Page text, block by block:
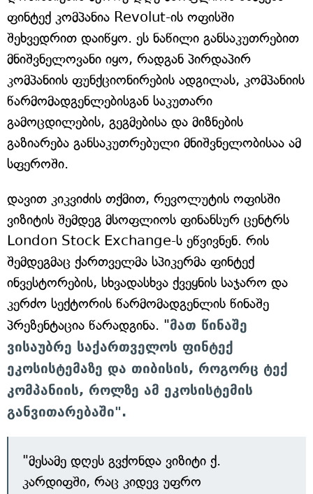
ფინტექ კომპანია Revolut-ის ოფისში
შეხვედრით დაიწყო. ეს ნაწილი განსაკუთრებით
მნიშვნელოვანი იყო, რადგან პირდაპირ
კომპანიის ფუნქციონირების ადგილას, კომპანიის
წარმომადგენლებისგან საკუთარი
გამოცდილების, გეგმებისა და მიზნების
გაზიარება განსაკუთრებული მნიშვნელობისაა ამ
სფეროში.
დავით კიკვიძის თქმით, რევოლუტის ოფისში
ვიზიტის შემდეგ მსოფლიოს ფინანსურ ცენტრს
London Stock Exchange-ს ეწვივნენ. რის
შემდეგმაც ქართველმა სპიკერმა ფინტექ
ინვესტორების, სხვადასხვა ქვეყნის საჯარო და
კერძო სექტორის წარმომადგენლის წინაშე
პრეზენტაცია წარადგინა. "მათ წინაშე
ვისაუბრე საქართველოს ფინტექ
ეკოსისტემაზე და თიბისის, როგორც ტექ
კომპანიის, როლზე ამ ეკოსისტემის
განვითარებაში".
"მესამე დღეს გვქონდა ვიზიტი ქ.
კარდიფში, რაც კიდევ უფრო